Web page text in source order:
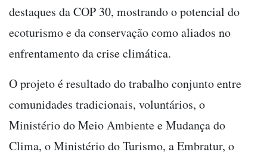
destaques da COP 30, mostrando o potencial do
ecoturismo e da conservação como aliados no
enfrentamento da crise climática.
O projeto é resultado do trabalho conjunto entre
comunidades tradicionais, voluntários, o
Ministério do Meio Ambiente e Mudança do
Clima, o Ministério do Turismo, a Embratur, o